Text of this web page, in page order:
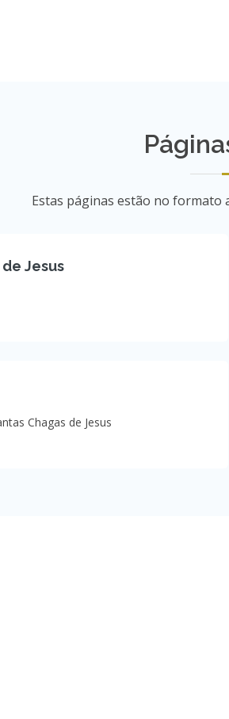
Estas páginas estão no formato
Jesus
Chagas de Jesus